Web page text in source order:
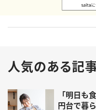
人気のある記
「明日も
円台で暮